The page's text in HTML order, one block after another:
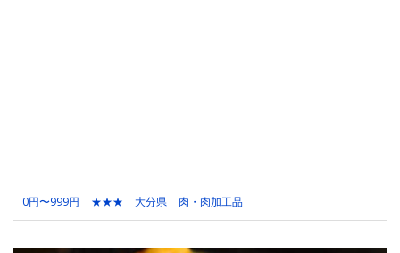
0円〜999円 ★★★ 大分県 肉・肉加工品